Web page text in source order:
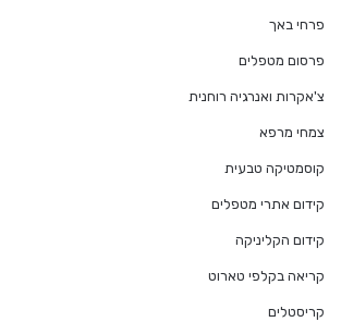
פרחי באך
פרסום מטפלים
צ'אקרות ואנרגיה רוחנית
צמחי מרפא
קוסמטיקה טבעית
קידום אתרי מטפלים
קידום הקליניקה
קריאה בקלפי טארוט
קריסטלים